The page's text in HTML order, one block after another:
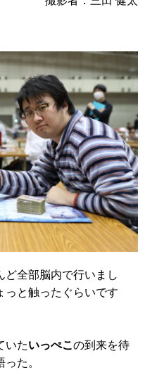
ど全部脳内で行いまし
っと触ったぐらいです
いたいっぺこ の到来を待
た。